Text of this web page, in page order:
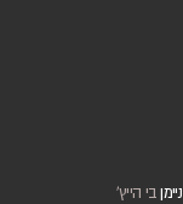
' ניימן בי הייץ